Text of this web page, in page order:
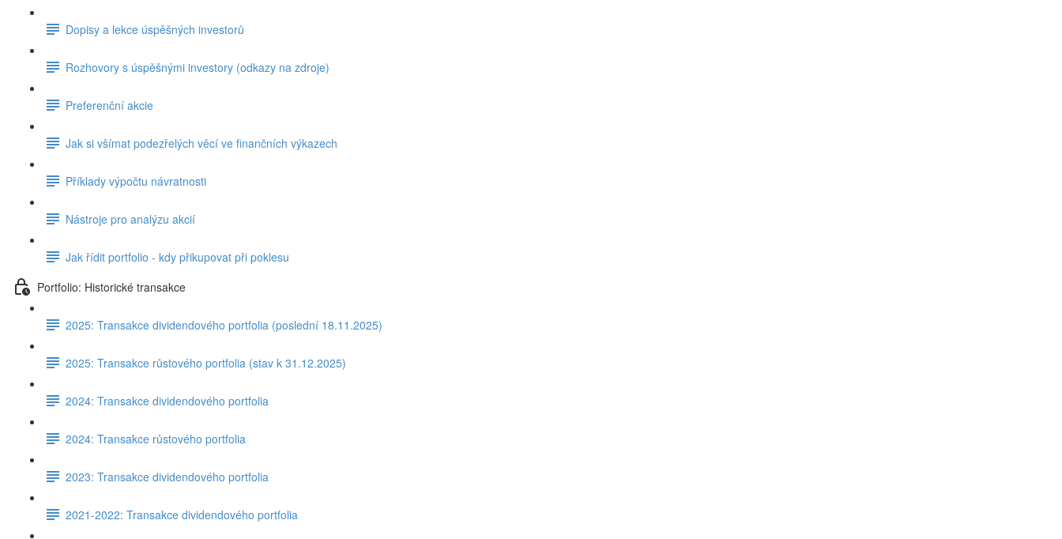
Dopisy a lekce úspěšných investorů
Rozhovory s úspěšnými investory (odkazy na zdroje)
Preferenční akcie
Jak si všímat podezřelých věcí ve finančních výkazech
Příklady výpočtu návratnosti
Nástroje pro analýzu akcií
Jak řídit portfolio - kdy přikupovat při poklesu
Portfolio: Historické transakce
2025: Transakce dividendového portfolia (poslední 18.11.2025)
2025: Transakce růstového portfolia (stav k 31.12.2025)
2024: Transakce dividendového portfolia
2024: Transakce růstového portfolia
2023: Transakce dividendového portfolia
2021-2022: Transakce dividendového portfolia